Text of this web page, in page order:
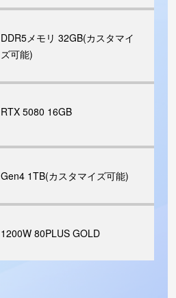
DDR5メモリ 32GB(カスタマイ
ズ可能)
RTX 5080 16GB
Gen4 1TB(カスタマイズ可能)
1200W 80PLUS GOLD